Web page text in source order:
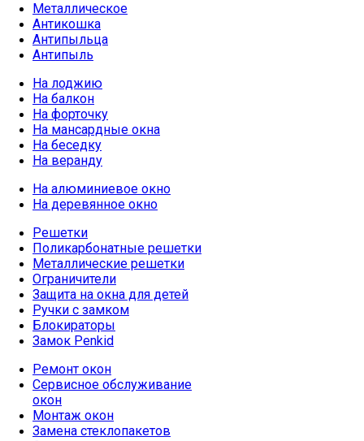
Металлическое
Антикошка
Антипыльца
Антипыль
На лоджию
На балкон
На форточку
На мансардные окна
На беседку
На веранду
На алюминиевое окно
На деревянное окно
Решетки
Поликарбонатные решетки
Металлические решетки
Ограничители
Защита на окна для детей
Ручки с замком
Блокираторы
Замок Penkid
Ремонт окон
Сервисное обслуживание
окон
Монтаж окон
Замена стеклопакетов